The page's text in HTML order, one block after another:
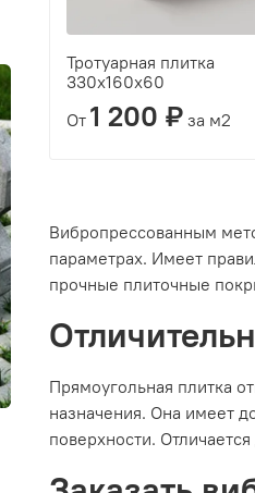
Тротуарная плитка
330х160х60
От 1 200 ₽ за м2
Вибропрессованным
параметрах. Имеет
прочные плиточные
Прямоугольная плитка
назначения. Она имеет
поверхности.